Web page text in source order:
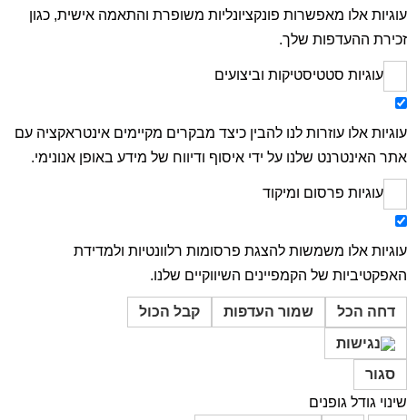
עוגיות אלו מאפשרות פונקציונליות משופרת והתאמה אישית, כגון
זכירת ההעדפות שלך.
עוגיות סטטיסטיקות וביצועים
עוגיות אלו עוזרות לנו להבין כיצד מבקרים מקיימים אינטראקציה עם
אתר האינטרנט שלנו על ידי איסוף ודיווח של מידע באופן אנונימי.
עוגיות פרסום ומיקוד
עוגיות אלו משמשות להצגת פרסומות רלוונטיות ולמדידת
האפקטיביות של הקמפיינים השיווקיים שלנו.
דחה הכל שמור העדפות קבל הכול
סגור
שינוי גודל גופנים